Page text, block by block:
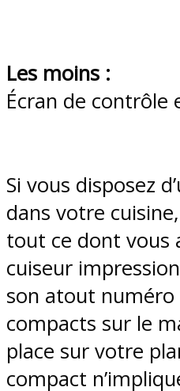
Les moins :
Écran de contrôle
Si vous disposez
dans votre
tout ce dont vous
cuiseur
son atout numéro
compacts sur le
place sur votre
compact